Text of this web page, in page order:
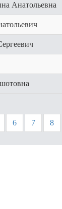
Анатольевна
6 7 8